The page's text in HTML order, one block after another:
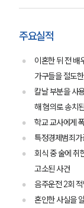
주요실적
이혼한 뒤 전 배
가구들을 절도
칼날 부분을 사
해 혐의로 송치
학교 교사에게
특정경제범죄
회식 중 술에 취
고소된 사건
음주운전 2회
혼인한 사실을